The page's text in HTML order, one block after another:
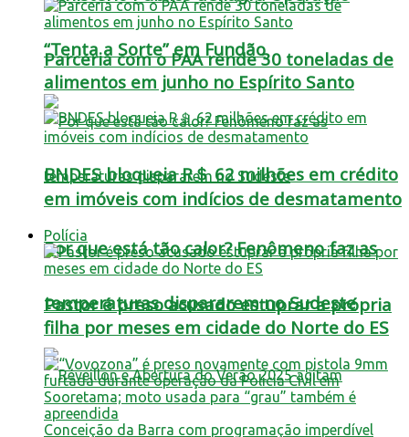
“Tenta a Sorte” em Fundão
Por que está tão calor? Fenômeno faz as
temperaturas dispararem no Sudeste
Parceria com o PAA rende 30 toneladas de
alimentos em junho no Espírito Santo
BNDES bloqueia R＄ 62 milhões em crédito
em imóveis com indícios de desmatamento
Polícia
Pastor é preso acusado estuprar a própria
filha por meses em cidade do Norte do ES